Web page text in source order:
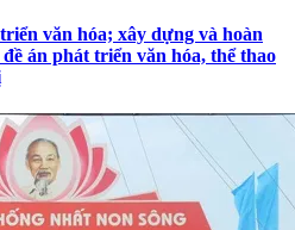
văn hóa; xây dựng và hoàn
án phát triển văn hóa, thể thao